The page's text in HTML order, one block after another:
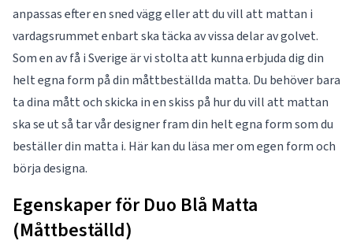
anpassas efter en sned vägg eller att du vill att mattan i
vardagsrummet enbart ska täcka av vissa delar av golvet.
Som en av få i Sverige är vi stolta att kunna erbjuda dig din
helt egna form på din måttbeställda matta. Du behöver bara
ta dina mått och skicka in en skiss på hur du vill att mattan
ska se ut så tar vår designer fram din helt egna form som du
beställer din matta i. Här kan du läsa mer omegen formoch
börja designa.
Egenskaper för Duo Blå Matta
(Måttbeställd)